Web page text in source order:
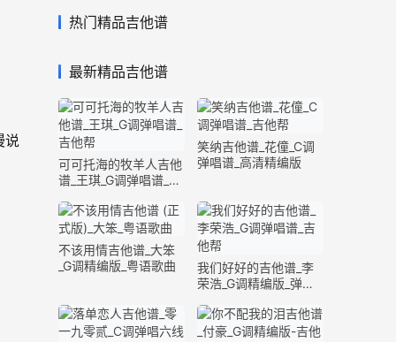
说
热门精品吉他谱
最新精品吉他谱
可可托海的牧羊人吉他
谱_王琪_G调弹唱谱_原
笑纳吉他谱_花僮_C调
弹唱谱_高清精编版
不该用情吉他谱_大笨
_G调精编版_粤语歌曲
我们好好的吉他谱_李
荣浩_G调精编版_弹唱